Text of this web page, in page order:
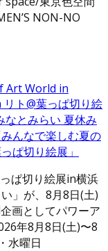
NON-NO
Art World in
ト@葉っぱ切り絵
なとみらい 夏休み
んなで楽しむ夏の
ぱ切り絵展」
っぱ切り絵展in横浜
」が、8月8日(土)
画としてパワーア
年8月8日(土)〜8
水曜日